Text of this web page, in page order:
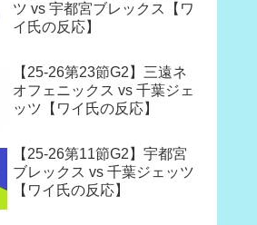
ツ vs 宇都宮ブレックス【ワ
イ氏の反応】
【25-26第23節G2】三遠ネ
オフェニックス vs 千葉ジェ
ッツ【ワイ氏の反応】
【25-26第11節G2】宇都宮
ブレックス vs 千葉ジェッツ
【ワイ氏の反応】